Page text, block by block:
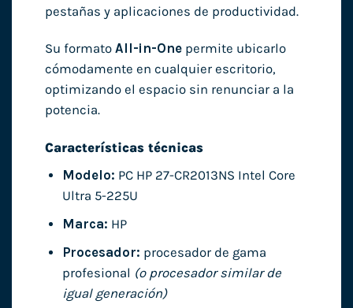
pestañas y aplicaciones de productividad.
Su formato All-in-Onepermite ubicarlo
cómodamente en cualquier escritorio,
optimizando el espacio sin renunciar a la
potencia.
Características técnicas
Modelo: PC HP 27-CR2013NS Intel Core
Ultra 5-225U
Marca: HP
Procesador: procesador de gama
profesional (o procesador similar de
igual generación)